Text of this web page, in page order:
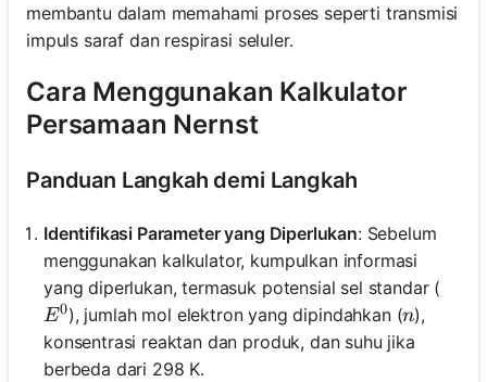
membantu dalam memahami proses seperti transmisi
impuls saraf dan respirasi seluler.
Cara Menggunakan Kalkulator
Persamaan Nernst
Panduan Langkah demi Langkah
Identifikasi Parameter yang Diperlukan: Sebelum
menggunakan kalkulator, kumpulkan informasi
yang diperlukan, termasuk potensial sel standar (
E^0
E0), jumlah mol elektron yang dipindahkan (n
n),
konsentrasi reaktan dan produk, dan suhu jika
berbeda dari 298 K.